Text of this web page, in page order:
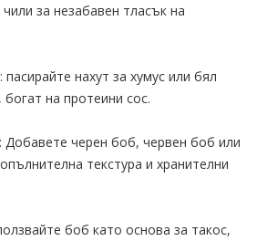
за незабавен тласък на
нахут за хумус или бял
на протеини сос.
черен боб, червен боб или
текстура и хранителни
боб като основа за такос,